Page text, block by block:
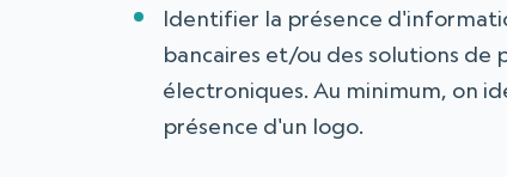
Identifier la présence
bancaires et/ou des solutions de
électroniques. Au minimum, on
présence d'un logo.